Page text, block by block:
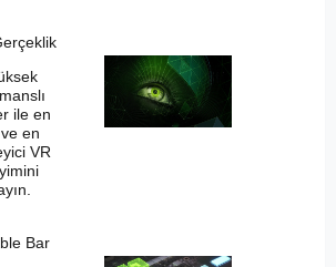
ile en
ve en
VR
Bar